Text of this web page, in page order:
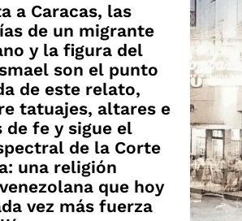
a Caracas, las
de un migrante
y la figura del
son el punto
de este relato,
tatuajes, altares e
fe y sigue el
de la Corte
una religión
que hoy
vez más fuerza